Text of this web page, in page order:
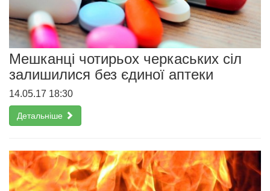
Мешканці чотирьох черкаських сіл
залишилися без єдиної аптеки
14.05.17 18:30
Детальніше